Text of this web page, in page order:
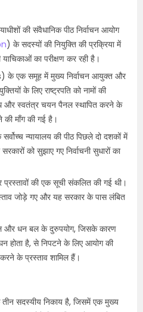
की संवैधानिक पीठ निर्वाचन आयोग
) के सदस्यों की नियुक्ति की प्रक्रिया में
का परीक्षण कर रही है।
के एक समूह में मुख्य निर्वाचन आयुक्त और
के लिए राष्ट्रपति को नामों की
और स्वतंत्र चयन पैनल स्थापित करने के
की माँग की गई है।
न्यायालय की पीठ पिछले दो दशकों में
सरकारों को सुझाए गए निर्वाचनी सुधारों का
की एक सूची संकलित की गई थी।
जोड़े गए और यह सरकार के पास लंबित
और धन बल के दुरुपयोग, जिसके कारण
होता है, से निपटने के लिए आयोग की
के प्रस्ताव शामिल हैं।
तीन सदस्यीय निकाय है, जिसमें एक मुख्य